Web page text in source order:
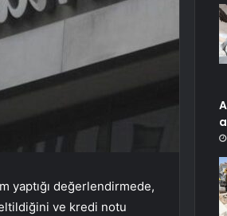
yaptığı değerlendirmede,
ve kredi notu